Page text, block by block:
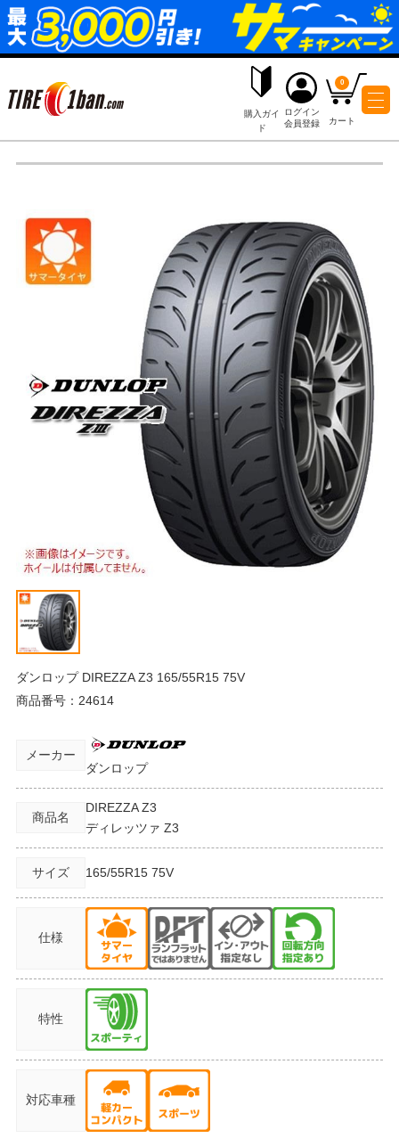
購入ガイ
ド
ログイン
ダンロップ DIREZZA Z3 165/55R15 75V
商品番号： 24614
メーカー
ダンロップ
商品名
DIREZZA Z3
ディレッツァ Z3
サイズ 165/55R15 75V
仕様
特性
対応車種